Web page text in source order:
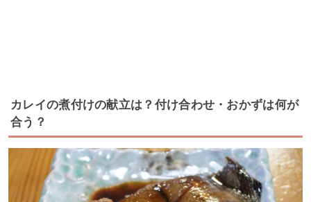
カレイの煮付けの献立は？付け合わせ・おかずは何が
合う？